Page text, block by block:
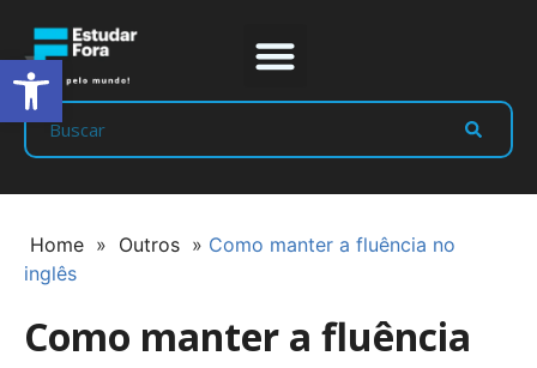
Home » Outros » Como manter a fluência no
inglês
Como manter a fluência
Abrir a barra de ferramentas